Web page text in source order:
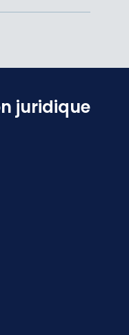
juridique